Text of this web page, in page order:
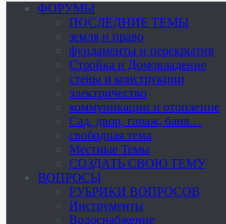
ФОРУМЫ
ПОСЛЕДНИЕ ТЕМЫ
земля и право
фундаменты и перекрытия
Стройка и Домовладение
стены и конструкции
электричество
коммуникации и отопление
Cад, двор, гараж, баня…
свободная тема
Местные Темы
СОЗДАТЬ СВОЮ ТЕМУ
ВОПРОСЫ
РУБРИКИ ВОПРОСОВ
Инструменты
Водоснабжение